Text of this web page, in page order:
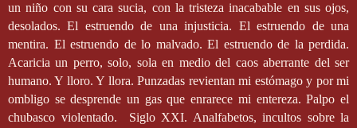
un niño con su cara sucia, con la tristeza inacabable en sus ojos,
desolados. El estruendo de una injusticia. El estruendo de una
mentira. El estruendo de lo malvado. El estruendo de la perdida.
Acaricia un perro, solo, sola en medio del caos aberrante del ser
humano. Y lloro. Y llora. Punzadas revientan mi estómago y por mi
ombligo se desprende un gas que enrarece mi entereza. Palpo el
chubasco violentado.
Siglo XXI. Analfabetos, incultos sobre la